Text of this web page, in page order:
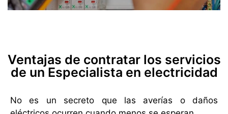
Ventajas de contratar los servicios
de un Especialista en electricidad
No es un secreto que las averías o daños